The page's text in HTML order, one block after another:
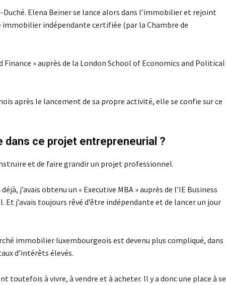
Elena Beiner se lance alors dans l’immobilier et rejoint
indépendante certifiée (par la Chambre de
» auprès de la London School of Economics and Political
après le lancement de sa propre activité, elle se confie sur ce
dans ce projet entrepreneurial ?
et de faire grandir un projet professionnel.
j’avais obtenu un « Executive MBA » auprès de l’IE Business
j’avais toujours rêvé d’être indépendante et de lancer un jour
immobilier luxembourgeois est devenu plus compliqué, dans
d’intérêts élevés.
toutefois à vivre, à vendre et à acheter. Il y a donc une place à se